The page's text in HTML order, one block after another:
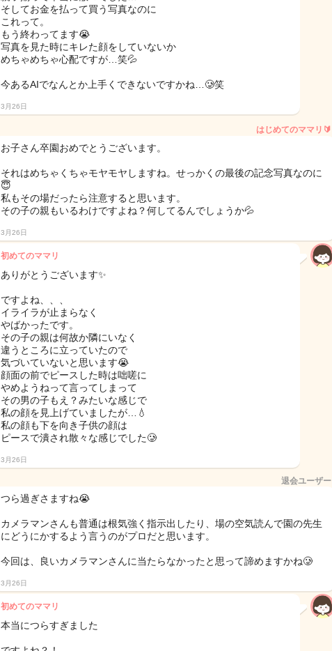
そしてお金を払って買う写真なのに
これって。
もう終わってます😭
写真を見た時にキレた顔をしていないか
めちゃめちゃ心配ですが…笑💦
今あるAIでなんとか上手くできないですかね…🥲笑
3月26日
はじめてのママリ🔰
お子さん卒園おめでとうございます。
それはめちゃくちゃモヤモヤしますね。せっかくの最後の記念写真なのに
😇
私もその場だったら注意すると思います。
その子の親もいるわけですよね？何してるんでしょうか💦
3月26日
初めてのママリ
ありがとうございます✨
ですよね、、、
イライラが止まらなく
やばかったです。
その子の親は何故か隣にいなく
違うところに立っていたので
気づいていないと思います😭
顔面の前でピースした時は咄嗟に
やめようねって言ってしまって
その男の子もえ？みたいな感じで
私の顔を見上げていましたが…💧
私の顔も下を向き子供の顔は
ピースで潰され散々な感じでした🥲
3月26日
退会ユーザー
つら過ぎさますね😭
カメラマンさんも普通は根気強く指示出したり、場の空気読んで園の先生
にどうにかするよう言うのがプロだと思います。
今回は、良いカメラマンさんに当たらなかったと思って諦めますかね🥲
3月26日
初めてのママリ
本当につらすぎました